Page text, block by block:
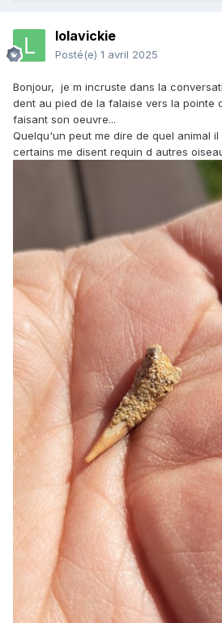
lolavickie
Posté(e) 1 avril 2025
Bonjour, je m incruste dans la
dent au pied de la falaise vers la pointe
faisant son oeuvre...
Quelqu'un peut me dire de quel animal
certains me disent requin d autres